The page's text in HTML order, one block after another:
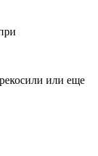
или еще